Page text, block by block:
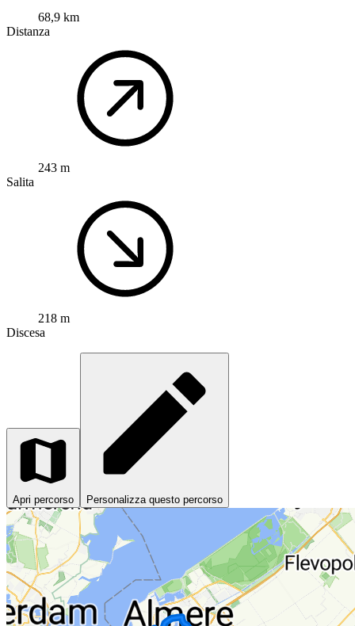
68,9 km
Distanza
243 m
Salita
218 m
Discesa
Apri percorso Personalizza questo percorso